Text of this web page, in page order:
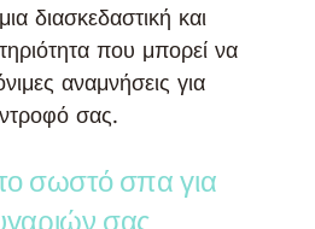
διασκεδαστική και
που μπορεί να
αναμνήσεις για
σας.
σωστό σπα για
σας